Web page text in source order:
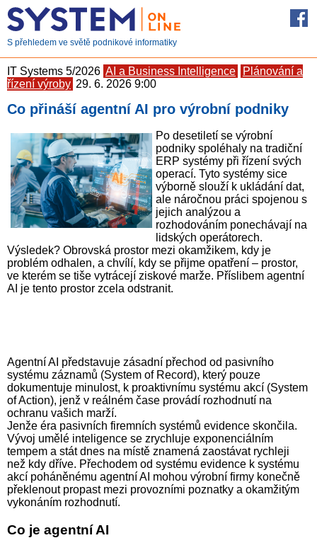
S přehledem ve světě podnikové informatiky
IT Systems 5/2026 AI a Business Intelligence
Plánování a
řízení výroby 29. 6. 2026 9:00
Co přináší agentní AI pro výrobní podniky
Po desetiletí se výrobní
podniky spoléhaly na tradiční
ERP systémy při řízení svých
operací. Tyto systémy sice
výborně slouží k ukládání dat,
ale náročnou práci spojenou s
jejich analýzou a
rozhodováním ponechávají na
lidských operátorech.
Výsledek? Obrovská prostor mezi okamžikem, kdy je
problém odhalen, a chvílí, kdy se přijme opatření – prostor,
ve kterém se tiše vytrácejí ziskové marže. Příslibem agentní
AI je tento prostor zcela odstranit.
Agentní AI představuje zásadní přechod od pasivního
systému záznamů (System of Record), který pouze
dokumentuje minulost, k proaktivnímu systému akcí (System
of Action), jenž v reálném čase provádí rozhodnutí na
ochranu vašich marží.
Jenže éra pasivních firemních systémů evidence skončila.
Vývoj umělé inteligence se zrychluje exponenciálním
tempem a stát dnes na místě znamená zaostávat rychleji
než kdy dříve. Přechodem od systému evidence k systému
akcí poháněnému agentní AI mohou výrobní firmy konečně
překlenout propast mezi provozními poznatky a okamžitým
vykonáním rozhodnutí.
Co je agentní AI